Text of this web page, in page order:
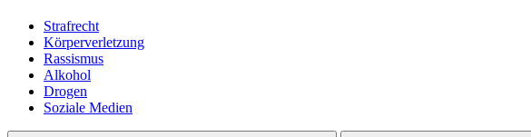
Strafrecht
Körperverletzung
Rassismus
Alkohol
Drogen
Soziale Medien